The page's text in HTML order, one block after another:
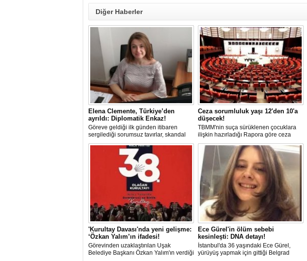
Diğer Haberler
Elena Clemente, Türkiye’den
ayrıldı: Diplomatik Enkaz!
Göreve geldiği ilk günden itibaren
sergilediği sorumsuz tavırlar, skandal
kararlar ve özellikle Türk öğrencilere
uyguladığı vize ambargosuyla tepkilerin
odağında olan İtalya’nın İstanbul
Başkonsolosu Elena Clemente’nin
Türkiye’deki görevi nihayet sona erdi.
Ceza sorumluluk yaşı 12'den 10'a
düşecek!
TBMM'nin suça sürüklenen çocuklara
ilişkin hazırladığı Rapora göre ceza
sorumluluğu yaşının; 12'den 10'a
düşürülmesi planlanıyor.
'Kurultay Davası'nda yeni gelişme:
‘Özkan Yalım’ın ifadesi!
Görevinden uzaklaştırılan Uşak
Belediye Başkanı Özkan Yalım'ın verdiği
Ece Gürel'in ölüm sebebi
kesinleşti: DNA detayı!
İstanbul'da 36 yaşındaki Ece Gürel,
yürüyüş yapmak için gittiği Belgrad